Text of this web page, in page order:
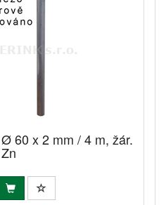
60 x 2 mm / 4 m, žár.
Zn